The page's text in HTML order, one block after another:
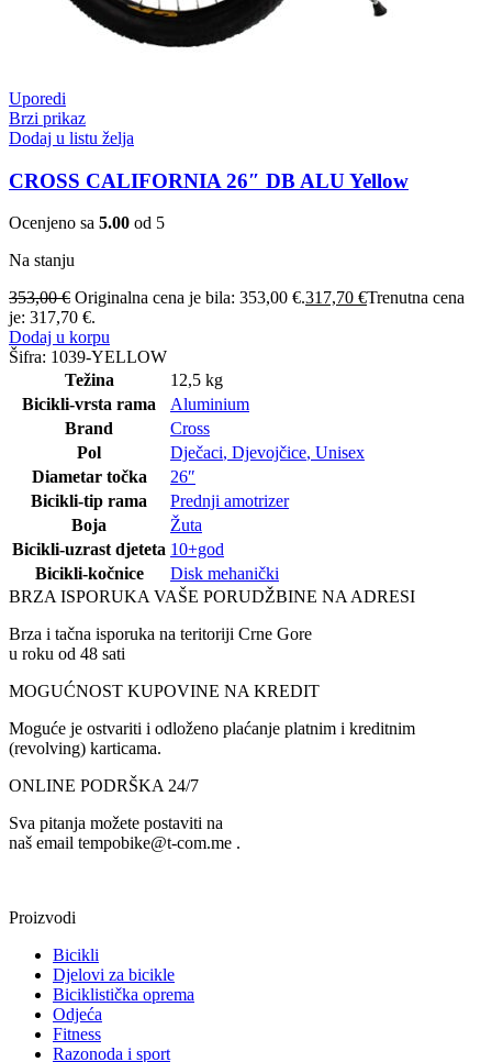
Uporedi
Brzi prikaz
Dodaj u listu želja
CROSS CALIFORNIA 26″ DB ALU Yellow
Ocenjeno sa 5.00 od 5
Na stanju
353,00€ Originalna cena je bila: 353,00 €.317,70 €Trenutna cena
je: 317,70 €.
Dodaj u korpu
Šifra: 1039-YELLOW
Težina
12,5 kg
Bicikli-vrsta rama
Aluminium
Brand
Cross
Pol
Dječaci, Djevojčice, Unisex
Diametar točka
26″
Bicikli-tip rama
Prednji amotrizer
Boja
Žuta
Bicikli-uzrast djeteta 10+god
Bicikli-kočnice
Disk mehanički
BRZA ISPORUKA VAŠE PORUDŽBINE NA ADRESI
Brza i tačna isporuka na teritoriji Crne Gore
u roku od 48 sati
MOGUĆNOST KUPOVINE NA KREDIT
Moguće je ostvariti i odloženo plaćanje platnim i kreditnim
(revolving) karticama.
ONLINE PODRŠKA 24/7
Sva pitanja možete postaviti na
naš email tempobike@t-com.me .
Proizvodi
Bicikli
Djelovi za bicikle
Biciklistička oprema
Odjeća
Fitness
Razonoda i sport